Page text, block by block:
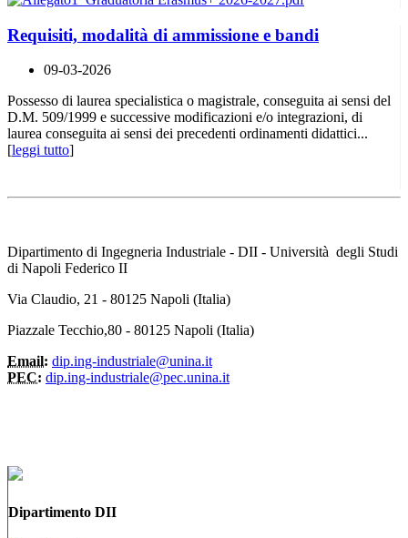
Requisiti, modalità di ammissione e bandi
09-03-2026
Possesso di laurea specialistica o magistrale, conseguita ai sensi del
D.M. 509/1999 e successive modificazioni e/o integrazioni, di
laurea conseguita ai sensi dei precedenti ordinamenti didattici...
[leggi tutto]
Dipartimento di Ingegneria Industriale - DII - Università degli Studi
di Napoli Federico II
Via Claudio, 21 - 80125 Napoli (Italia)
Piazzale Tecchio,80 - 80125 Napoli (Italia)
Email: dip.ing-industriale@unina.it
PEC: dip.ing-industriale@pec.unina.it
Dipartimento DII